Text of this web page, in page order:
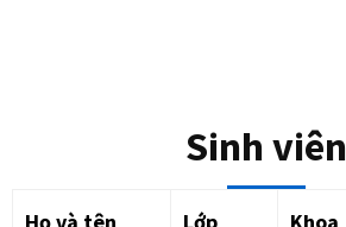
Sinh viên
Họ và tên Lớp Khoa